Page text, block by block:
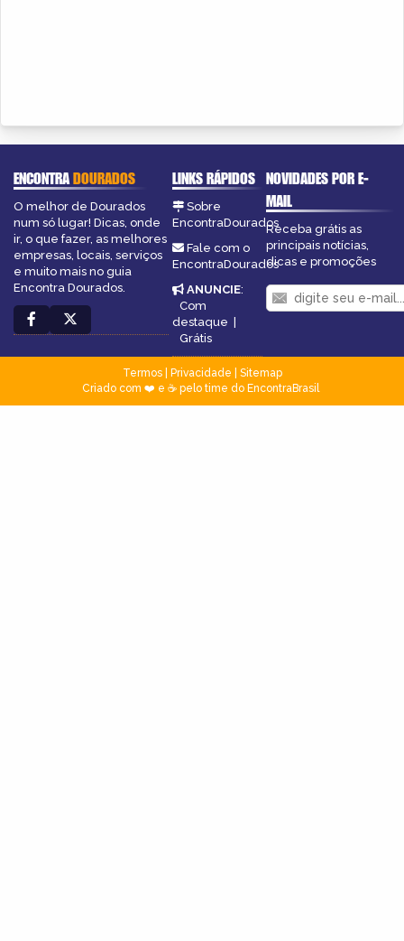
ENCONTRADOURADOS
O melhor de Dourados
num só lugar! Dicas, onde
ir, o que fazer, as melhores
empresas, locais, serviços
e muito mais no guia
Encontra Dourados.
LINKS RÁPIDOS
Sobre
EncontraDourados
Fale com o
EncontraDourados
ANUNCIE:
Com
destaque |
Grátis
NOVIDADES POR E-
MAIL
Receba grátis as
principais notícias,
dicas e promoções
Termos| Privacidade
Sitemap
Criado com ❤️ e ☕ pelo time do EncontraBrasil